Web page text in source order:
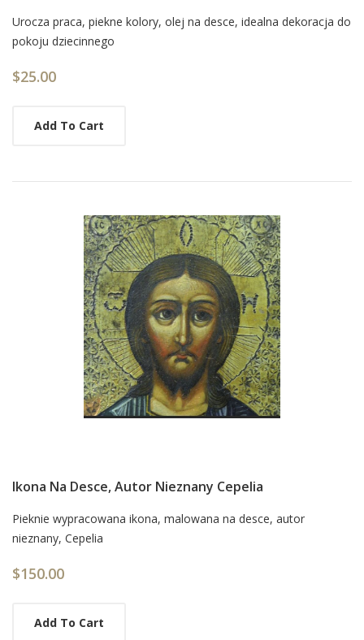
Card
List
Article
Urocza praca, piekne kolory, olej na desce, idealna dekoracja do
pokoju dziecinnego
$25.00
Add To Cart
Ikona Na Desce, Autor Nieznany Cepelia
Card
List
Article
Pieknie wypracowana ikona, malowana na desce, autor
nieznany, Cepelia
$150.00
Add To Cart